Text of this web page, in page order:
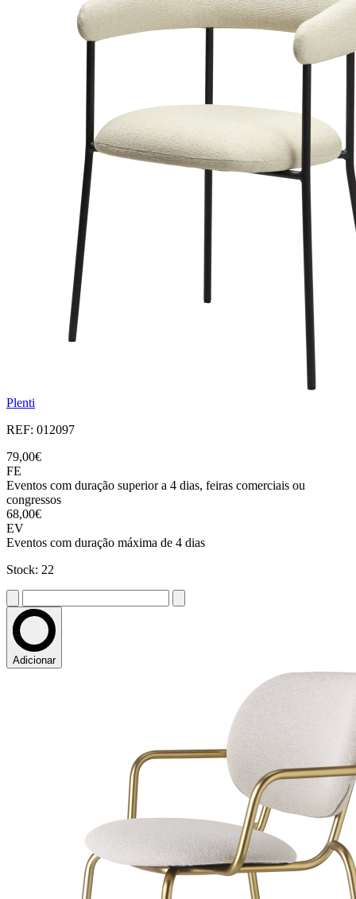
Plenti
REF: 012097
79,00€
FE
Eventos com duração superior a 4 dias, feiras comerciais ou
congressos
68,00€
EV
Eventos com duração máxima de 4 dias
Stock: 22
Adicionar